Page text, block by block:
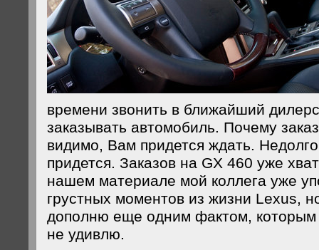
времени звонить в ближайший
заказывать автомобиль. Почему
видимо, Вам придется ждать.
придется. Заказов на GX 460 уже
нашем материале мой коллега уже
грустных моментов из жизни Lexus,
дополню еще одним фактом, которым
не удивлю.